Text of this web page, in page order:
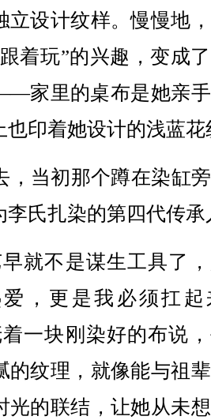
立设计纹样。慢慢地
着玩”的兴趣，变成
家里的桌布是她亲
也印着她设计的浅蓝花
当初那个蹲在染缸
李氏扎染的第四代传承
不是谋生工具了，
，更是我必须扛起
一块刚染好的布说
的纹理，就像能与祖
光的联结，让她从未